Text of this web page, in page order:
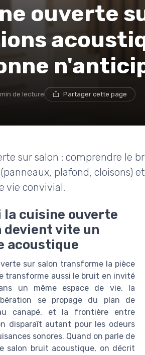
ouverte
min de lecture Partager cette page
sur salon : comprendre le
(panneaux, plafond, cloisons)
vie convivial.
la cuisine ouverte
devient vite un
acoustique
sur salon transforme la pièce
transforme aussi le bruit en invité
un même espace de vie, la
se propage du plan de
canapé, et la frontière entre
disparaît autant pour les odeurs
sonores. Quand on parle de
salon bruit acoustique, on décrit